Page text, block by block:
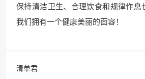
保持清洁卫生、合理饮食和规律作息
我们拥有一个健康美丽的面容！
清单君